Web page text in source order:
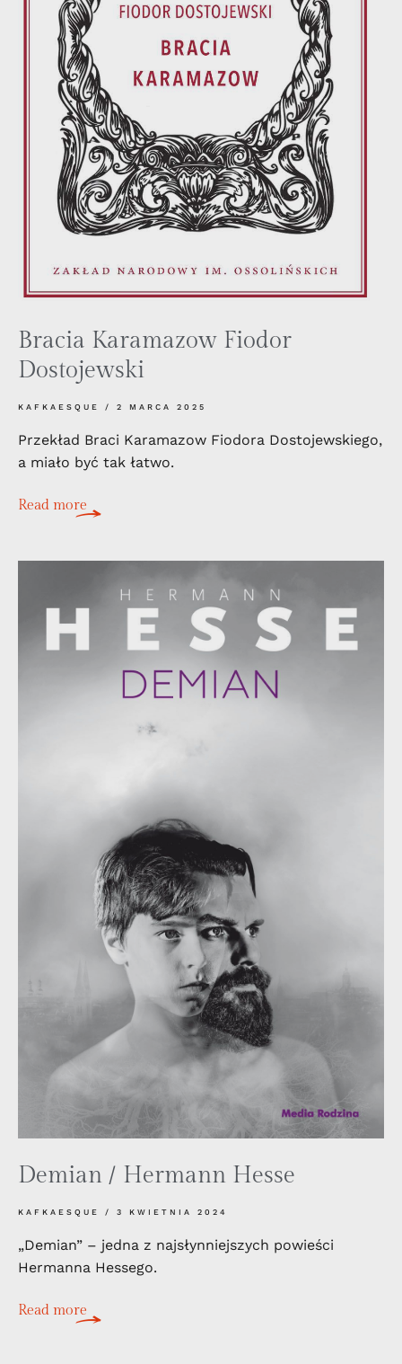
Bracia Karamazow Fiodor
Dostojewski
KAFKAESQUE 2 MARCA 2025
Przekład Braci Karamazow Fiodora Dostojewskiego,
a miało być tak łatwo.
Read more
Demian / Hermann Hesse
KAFKAESQUE 3 KWIETNIA 2024
„Demian” – jedna z najsłynniejszych powieści
Hermanna Hessego.
Read more